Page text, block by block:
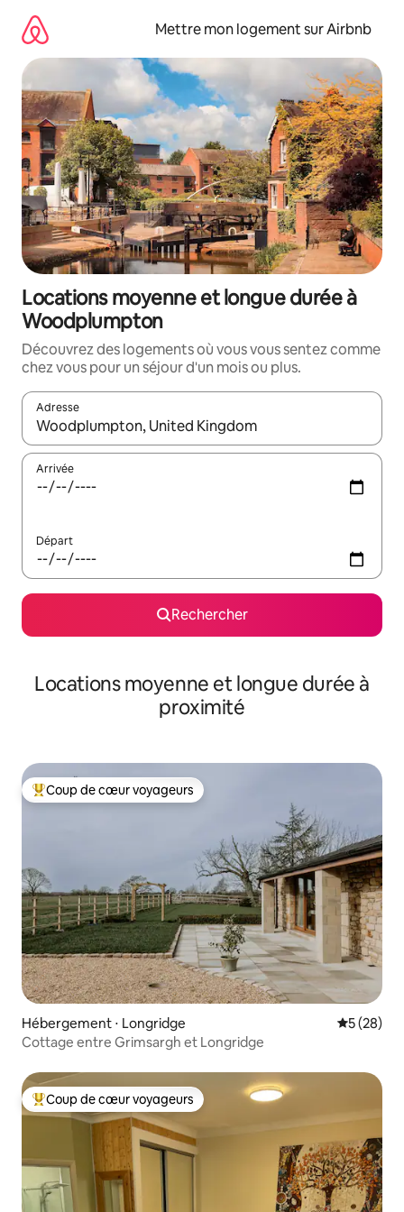
directement
contenu
Mettre mon logement sur Airbnb
Locations moyenne et longue durée à
Woodplumpton
Découvrez des logements où vous vous sentez comme
chez vous pour un séjour d'un mois ou plus.
Adresse
Lorsque les résultats s'affichent, utilisez les flèches vers le
Arrivée
Départ
Rechercher
Locations moyenne et longue durée à
proximité
Coups de cœur voyageurs les plus appréciés
Coup de cœur voyageurs
Hébergement ⋅ Longridge
5 (28)
Cottage entre Grimsargh et Longridge
Coups de cœur voyageurs les plus appréciés
Coup de cœur voyageurs